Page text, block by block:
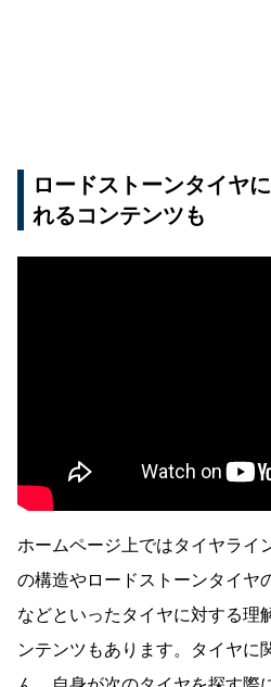
ロードストーンタイヤ
れるコンテンツも
ホームページ上ではタイヤライ
の構造やロードストーンタイヤ
などといったタイヤに対する理
ンテンツもあります。タイヤに